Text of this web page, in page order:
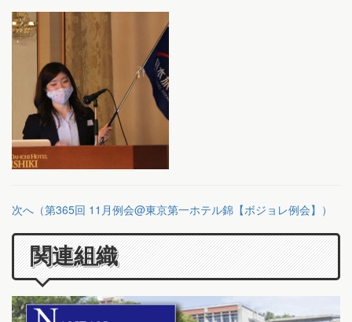
次へ（第365回 11月例会@東京第一ホテル錦【ボジョレ例会】）
関連組織